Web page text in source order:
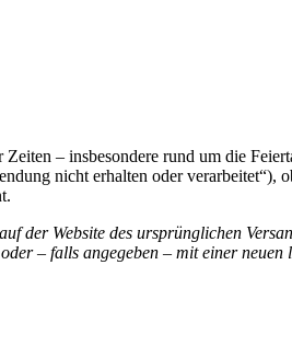
– insbesondere rund um die
nicht erhalten oder verarbeitet“),
der Website des ursprünglichen
– falls angegeben – mit einer neuen